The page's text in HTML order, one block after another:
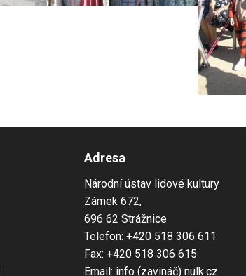
Adresa
Národní ústav lidové kultury
Zámek 672,
696 62 Strážnice
Telefon: +420 518 306 611
Fax: +420 518 306 615
Email: info (zavináč) nulk.cz